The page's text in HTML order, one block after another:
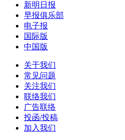
新明日报
早报俱乐部
电子报
国际版
中国版
关于我们
常见问题
关注我们
联络我们
广告联络
投函/投稿
加入我们